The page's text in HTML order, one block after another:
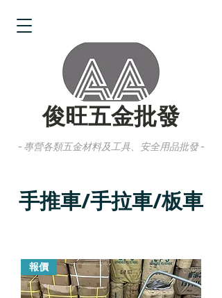
俊旺五金批發
- 專營各類五金材料及工具、安全用品批發 -
手推車/手拉車/板車
報價